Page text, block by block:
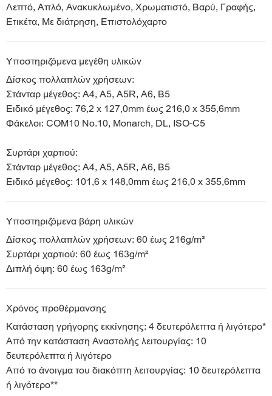
Λεπτό, Απλό, Ανακυκλωμένο, Χρωματιστό, Βαρύ, Γραφής,
Ετικέτα, Με διάτρηση, Επιστολόχαρτο
Υποστηριζόμενα μεγέθη υλικών
Δίσκος πολλαπλών χρήσεων:
Στάνταρ μέγεθος: A4, A5, A5R, A6, B5
Ειδικό μέγεθος: 76,2 x 127,0mm έως 216,0 x 355,6mm
Φάκελοι: COM10 No.10, Monarch, DL, ISO-C5
Συρτάρι χαρτιού:
Στάνταρ μέγεθος: A4, A5, A5R, A6, B5
Ειδικό μέγεθος: 101,6 x 148,0mm έως 216,0 x 355,6mm
Υποστηριζόμενα βάρη υλικών
Δίσκος πολλαπλών χρήσεων: 60 έως 216g/m²
Συρτάρι χαρτιού: 60 έως 163g/m²
Διπλή όψη: 60 έως 163g/m²
Χρόνος προθέρμανσης
Κατάσταση γρήγορης εκκίνησης: 4 δευτερόλεπτα ή λιγότερο*
Από την κατάσταση Αναστολής λειτουργίας: 10
δευτερόλεπτα ή λιγότερο
Από το άνοιγμα του διακόπτη λειτουργίας: 10 δευτερόλεπτα
ή λιγότερο**